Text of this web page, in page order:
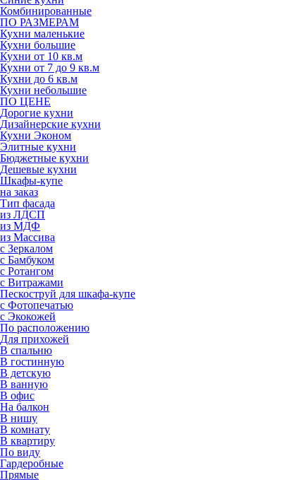
Комбинированные
ПО РАЗМЕРАМ
Кухни маленькие
Кухни большие
Кухни от 10 кв.м
Кухни от 7 до 9 кв.м
Кухни до 6 кв.м
Кухни небольшие
ПО ЦЕНЕ
Дорогие кухни
Дизайнерские кухни
Кухни Эконом
Элитные кухни
Бюджетные кухни
Дешевые кухни
Шкафы-купе
на заказ
Тип фасада
из ЛДСП
из МДФ
из Массива
с Зеркалом
с Бамбуком
с Ротангом
с Витражами
Пескоструй для шкафа-купе
с Фотопечатью
с Экокожей
По расположению
Для прихожей
В спальню
В гостинную
В детскую
В ванную
В офис
На балкон
В нишу
В комнату
В квартиру
По виду
Гардеробные
Прямые